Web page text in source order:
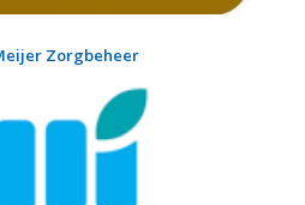
Zorgbeheer